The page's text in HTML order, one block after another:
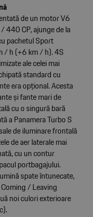
de un motor V6
440 CP, ajunge de la
pachetul Sport
/ h (+6 km / h). 4S
ale celei mai
standard cu
era opțional. Acesta
și fante mari de
cu o singură bară
a Panamera Turbo S
de iluminare frontală
de aer laterale mai
cu un contur
portbagajului.
spate întunecate,
/ Leaving
noi culori exterioare